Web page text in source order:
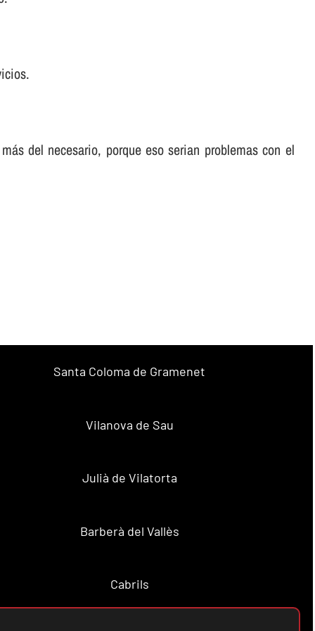
del necesario, porque eso serian problemas con el
Santa Coloma de Gramenet
Vilanova de Sau
Julià de Vilatorta
Barberà del Vallès
Cabrils